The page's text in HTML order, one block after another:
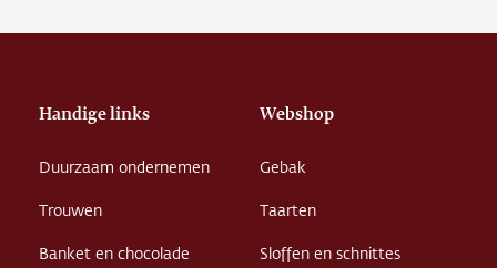
Handige links
Duurzaam ondernemen
Trouwen
Banket en chocolade
Webshop
Gebak
Taarten
Sloffen en schnittes